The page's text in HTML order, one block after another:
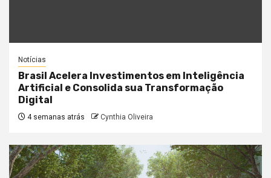
Notícias
Brasil Acelera Investimentos em Inteligência
Artificial e Consolida sua Transformação
Digital
4 semanas atrás Cynthia Oliveira